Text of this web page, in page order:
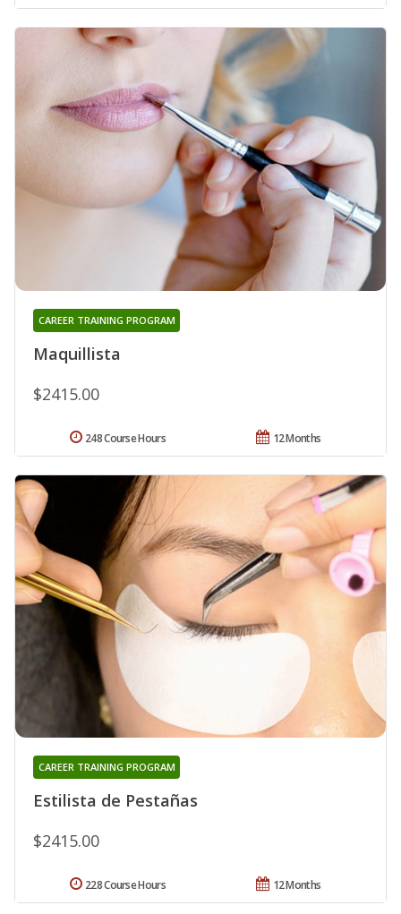
Maquillista
CAREER TRAINING PROGRAM
$2415.00
12 Months
248 Course Hours
Estilista de Pestañas
CAREER TRAINING PROGRAM
$2415.00
12 Months
228 Course Hours